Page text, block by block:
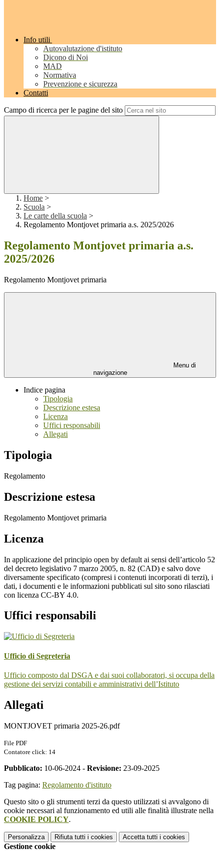
Info utili
Autovalutazione d'istituto
Dicono di Noi
MAD
Normativa
Prevenzione e sicurezza
Contatti
Campo di ricerca per le pagine del sito
Home >
Scuola >
Le carte della scuola >
Regolamento Montjovet primaria a.s. 2025/2026
Regolamento Montjovet primaria a.s.
2025/2026
Regolamento Montjovet primaria
Menu di
navigazione
Indice pagina
Tipologia
Descrizione estesa
Licenza
Uffici responsabili
Allegati
Tipologia
Regolamento
Descrizione estesa
Regolamento Montjovet primaria
Licenza
In applicazione del principio open by default ai sensi dell’articolo 52
del decreto legislativo 7 marzo 2005, n. 82 (CAD) e salvo dove
diversamente specificato (compresi i contenuti incorporati di terzi), i
dati, i documenti e le informazioni pubblicati sul sito sono rilasciati
con licenza CC-BY 4.0.
Uffici responsabili
Ufficio di Segreteria
Ufficio composto dal DSGA e dai suoi collaboratori, si occupa della
gestione dei servizi contabili e amministrativi dell’Istituto
Allegati
MONTJOVET primaria 2025-26.pdf
File PDF
Contatore click: 14
Pubblicato: 10-06-2024 - Revisione: 23-09-2025
Tag pagina: Regolamento d'istituto
Questo sito o gli strumenti terzi da questo utilizzati si avvalgono di
cookie necessari al funzionamento ed utili alle finalità illustrate nella
COOKIE POLICY.
Personalizza Rifiuta tutti i cookies Accetta tutti i cookies
Gestione cookie